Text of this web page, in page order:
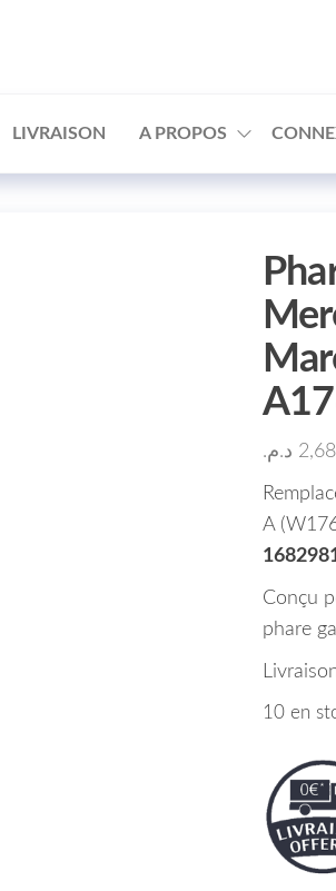
LIVRAISON A PROPOS
د.م.
A
Conçu
phare
10 en